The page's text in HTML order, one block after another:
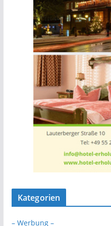
Kategorien
– Werbung –